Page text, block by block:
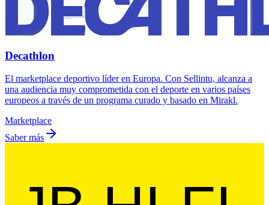
Decathlon
El marketplace deportivo líder en Europa. Con Sellintu, alcanza a
una audiencia muy comprometida con el deporte en varios países
europeos a través de un programa curado y basado en Mirakl.
Marketplace
Saber más